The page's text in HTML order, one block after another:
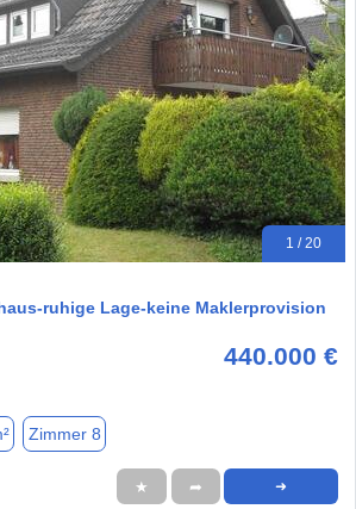
1 / 20
ruhige Lage-keine Maklerprovision
440.000 €
Zimmer 8
★ ➦ ➜